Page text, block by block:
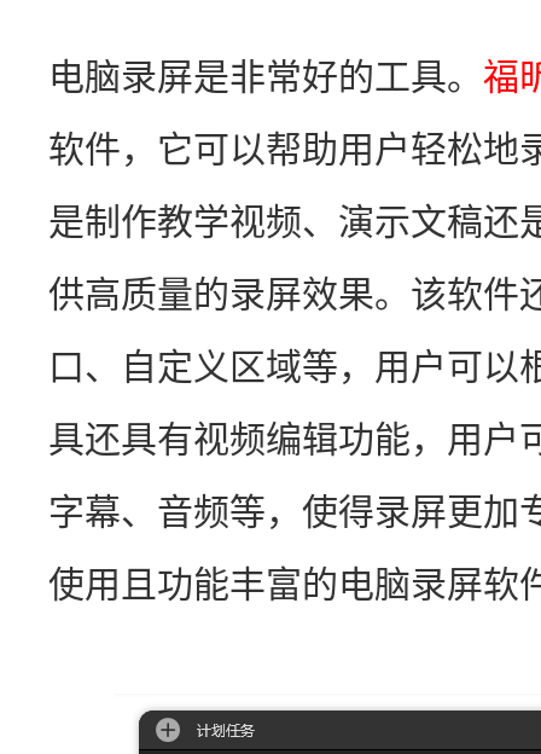
电脑录屏是非常好的工具。 福
软件，它可以帮助用户轻松地
是制作教学视频、演示文稿还
供高质量的录屏效果。该软件
口、自定义区域等，用户可以
具还具有视频编辑功能，用户
字幕、音频等，使得录屏更加
使用且功能丰富的电脑录屏软